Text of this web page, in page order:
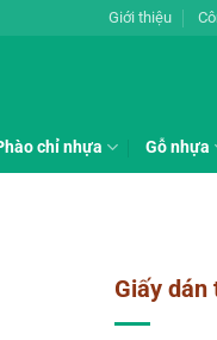
Giới thiệu
chỉ nhựa Gỗ nhựa
Giấy